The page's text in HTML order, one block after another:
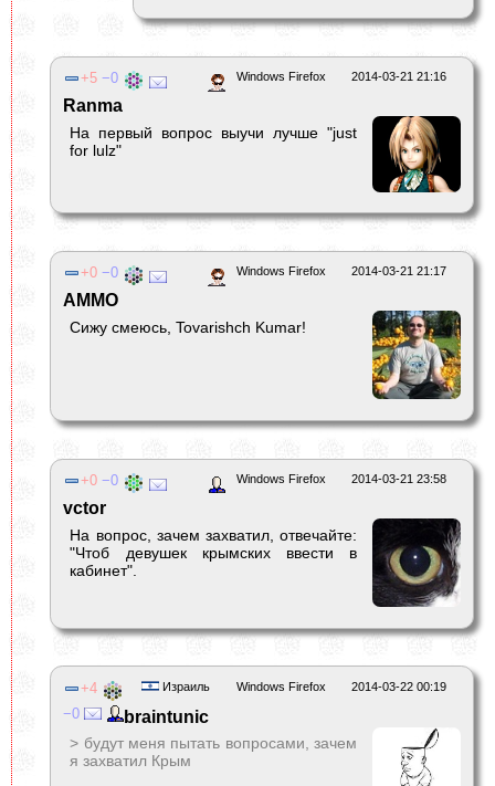
2014-03-21 21:16
Windows Firefox
5 0
Ranma
На первый вопрос выучи лучше "just
for lulz"
2014-03-21 21:17
Windows Firefox
0 0
AMMO
Сижу смеюсь, Tovarishch Kumar!
2014-03-21 23:58
Windows Firefox
0 0
vctor
На вопрос, зачем захватил, отвечайте:
"Чтоб девушек крымских ввести в
кабинет".
2014-03-22 00:19
Windows Firefox
Израиль
4
0
braintunic
> будут меня пытать вопросами, зачем
я захватил Крым